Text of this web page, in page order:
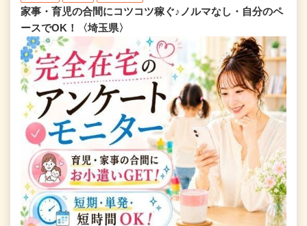
家事・育児の合間にコツコツ稼ぐ♪ノルマなし・自分のペ
ースでOK！〈埼玉県〉